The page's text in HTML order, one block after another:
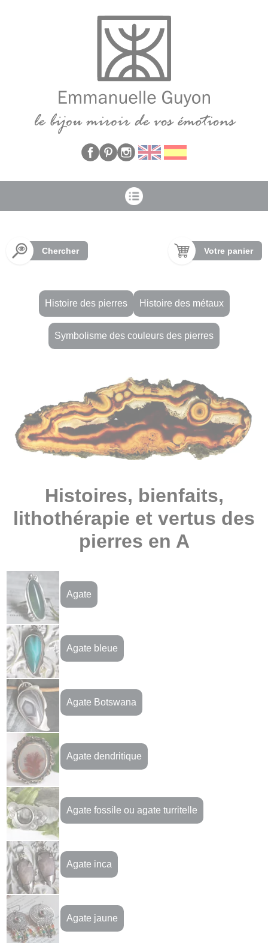
Chercher Votre panier
Histoire des pierres Histoire des métaux
Symbolisme des couleurs des pierres
Histoires, bienfaits,
lithothérapie et vertus des
pierres en A
Agate
Agate bleue
Agate Botswana
Agate dendritique
Agate fossile ou agate turritelle
Agate inca
Agate jaune